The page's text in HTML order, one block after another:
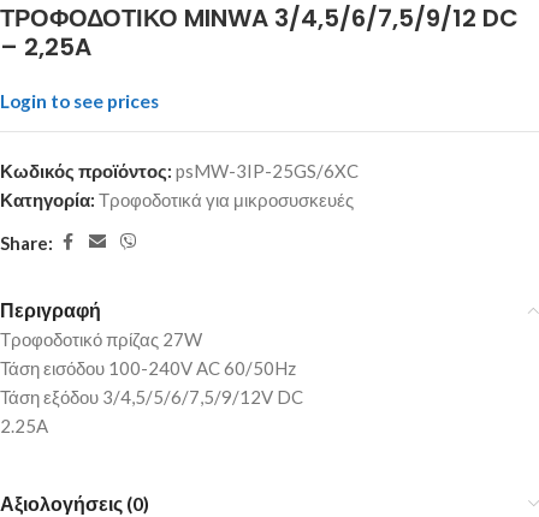
ΤΡΟΦΟΔΟΤΙΚΟ MINWA 3/4,5/6/7,5/9/12 DC
– 2,25A
Login to see prices
Κωδικός προϊόντος: psMW-3IP-25GS/6XC
Κατηγορία: Τροφοδοτικά για μικροσυσκευές
Share:
Περιγραφή
Τροφοδοτικό πρίζας 27W
Τάση εισόδου 100-240V AC 60/50Hz
Τάση εξόδου 3/4,5/5/6/7,5/9/12V DC
2.25A
Αξιολογήσεις (0)